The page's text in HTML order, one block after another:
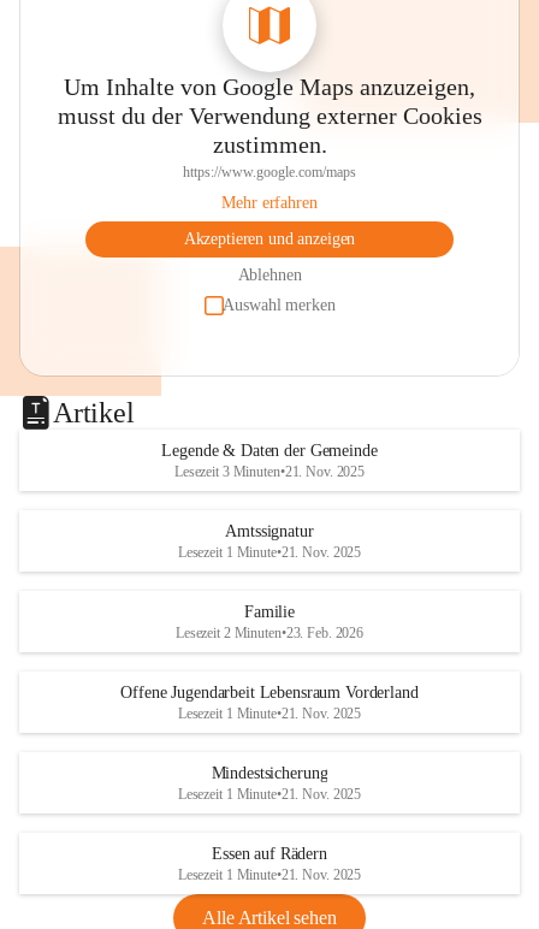
Um Inhalte von Google Maps anzuzeigen,
musst du der Verwendung externer Cookies
zustimmen.
https://www.google.com/maps
Mehr erfahren
Akzeptieren und anzeigen
Ablehnen
Auswahl merken
Artikel
Legende & Daten der Gemeinde
Lesezeit 3 Minuten•21. Nov. 2025
Amtssignatur
Lesezeit 1 Minute•21. Nov. 2025
Familie
Lesezeit 2 Minuten•23. Feb. 2026
Offene Jugendarbeit Lebensraum Vorderland
Lesezeit 1 Minute•21. Nov. 2025
Mindestsicherung
Lesezeit 1 Minute•21. Nov. 2025
Essen auf Rädern
Lesezeit 1 Minute•21. Nov. 2025
Alle Artikel sehen